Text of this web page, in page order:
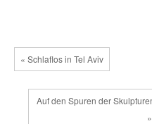
« Schlaflos in Tel Aviv
Auf den Spuren der
»